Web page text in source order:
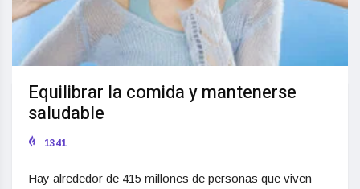
Equilibrar la comida y mantenerse
saludable
1341
Hay alrededor de 415 millones de personas que viven